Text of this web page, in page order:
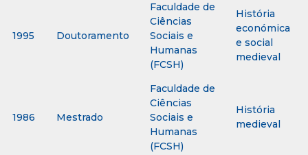
1995 Doutoramento
Faculdade de
Ciências
Sociais e
Humanas
(FCSH)
História
económica
e social
medieval
1986 Mestrado
Faculdade de
Ciências
Sociais e
Humanas
(FCSH)
História
medieval